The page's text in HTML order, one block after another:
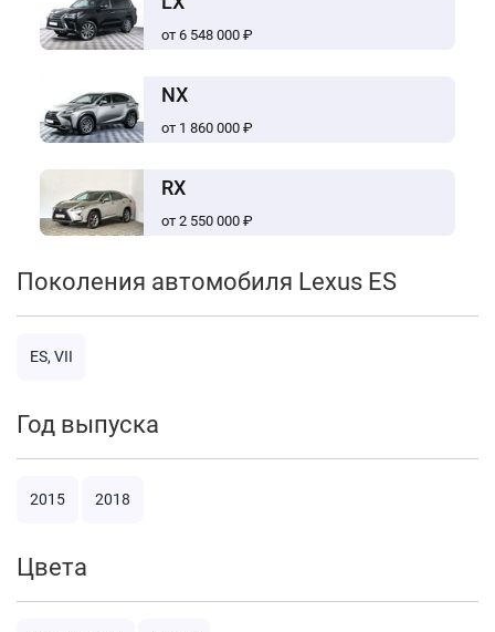
от 6 548 000 ₽
NX
от 1 860 000 ₽
RX
от 2 550 000 ₽
Поколения автомобиля Lexus ES
ES, VII
Год выпуска
2015 2018
Цвета